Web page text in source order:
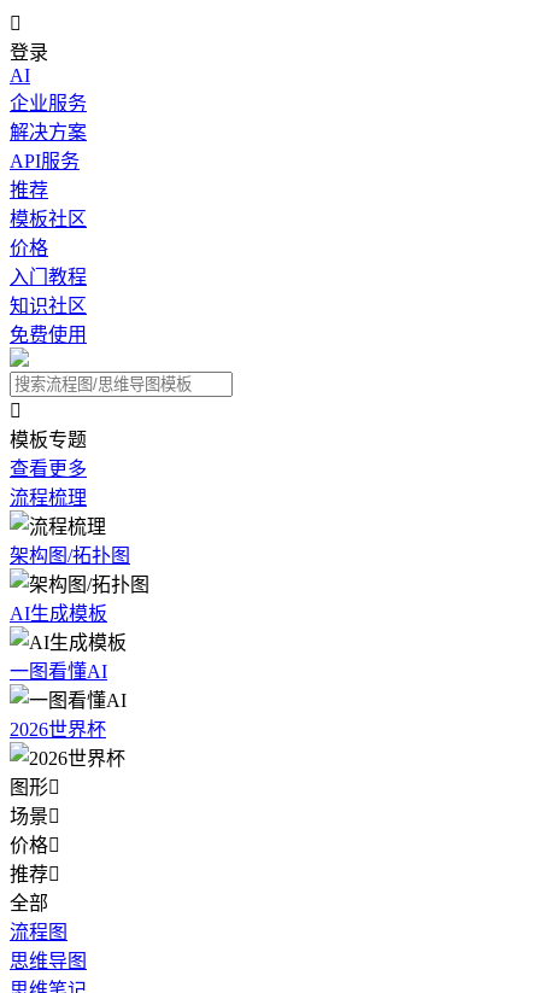

登录
AI
企业服务
解决方案
API服务
推荐
模板社区
价格
入门教程
知识社区
免费使用

模板专题
查看更多
流程梳理
架构图/拓扑图
AI生成模板
一图看懂AI
2026世界杯
图形
场景
价格
推荐
全部
流程图
思维导图